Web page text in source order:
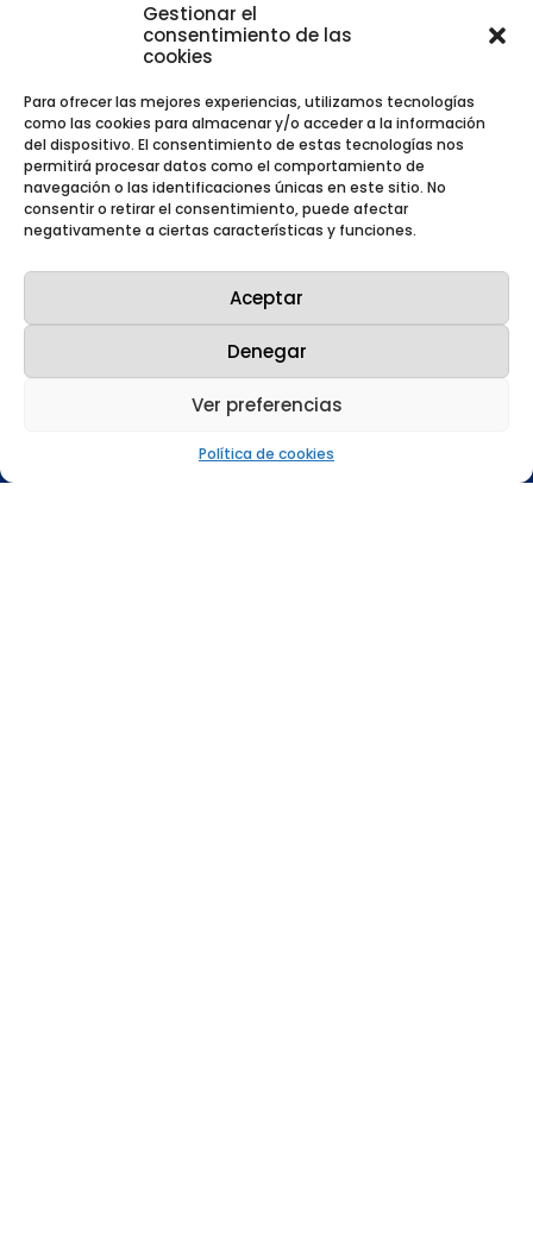
Gestionar el
consentimiento de las
cookies
Para ofrecer las mejores experiencias, utilizamos tecnologías
como las cookies para almacenar y/o acceder a la información
del dispositivo. El consentimiento de estas tecnologías nos
permitirá procesar datos como el comportamiento de
navegación o las identificaciones únicas en este sitio. No
consentir o retirar el consentimiento, puede afectar
negativamente a ciertas características y funciones.
Aceptar
Denegar
Ver preferencias
Política de cookies
Nuestras redes sociales
Mapa web